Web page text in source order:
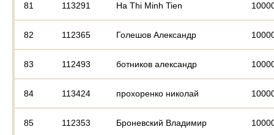
81 113291 Ha Thi Minh Tien
82 112365 Голешов Александр
83 112493 ботников александр
84 113424 прохоренко николай
85 112353 Броневский Владимир